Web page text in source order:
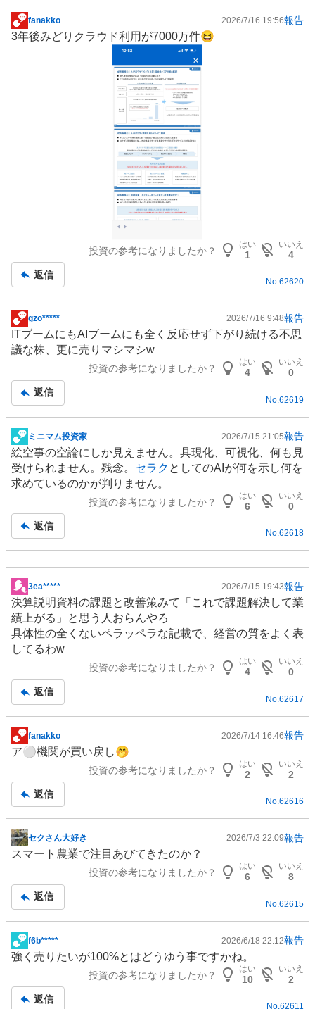
掲
示
fanakko 2026/7/16 19:56報告
3年後みどりクラウド利用が7000万件😆
投資の参考になりましたか？
はい
1
いいえ
4
返信
No.62620
掲
示
板
gzo***** 2026/7/16 9:48報告
ITブームにもAIブームにも全く反応せず下がり続ける不思
議な株、更に売りマシマシw
投資の参考になりましたか？
はい
4
いいえ
0
返信
No. 62619
掲
示
板
記
ミニマム投資家 2026/7/15 21:05報告
絵空事の空論にしか見えません。具現化、可視化、何も見
受けられません。残念。 セラク としてのAIが何を示し何を
求めているのかが判りません。
投資の参考になりましたか？
はい
6
いいえ
0
返信
No.62618
掲
示
板
記
事
3ea***** 2026/7/15 19:43報告
決算説明資料の課題と改善策みて「これで課題解決して業
績上がる」と思う人おらんやろ
具体性の全くないペラッペラな記載で、経営の質をよく表
してるわw
投資の参考になりましたか？
はい
4
いいえ
0
返信
No. 62617
掲
示
事
fanakko 2026/7/14 16:46報告
ア⚪︎機関が買い戻し🤭
投資の参考になりましたか？
はい
2
いいえ
2
返信
No.62616
掲
示
事
セクさん大好き 2026/7/3 22:09報告
スマート農業で注目あびてきたのか？
投資の参考になりましたか？
はい
6
いいえ
8
返信
No. 62615
掲
示
f6b***** 2026/6/18 22:12報告
強く売りたいが100%とはどうゆう事ですかね。
投資の参考になりましたか？
はい
10
いいえ
2
返信
No.62611